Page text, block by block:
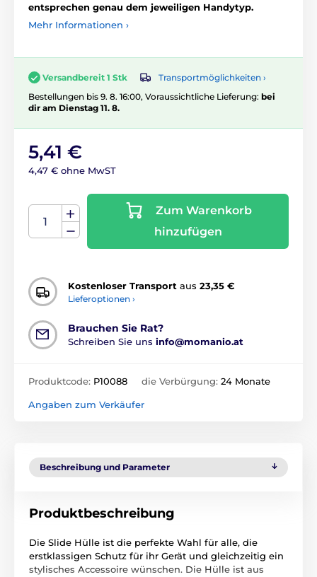
entsprechen genau dem jeweiligen Handytyp.
Mehr Informationen ›
Versandbereit 1 Stk
Transportmöglichkeiten ›
Bestellungen bis 9. 8. 16:00, Voraussichtliche Lieferung: bei
dir am Dienstag 11. 8.
5,41 €
4,47 € ohne MwST
Zum Warenkorb
hinzufügen
Kostenloser Transport aus 23,35 €
Lieferoptionen ›
Brauchen Sie Rat?
Schreiben Sie uns info@momanio.at
Produktcode: P10088 die Verbürgung: 24 Monate
Angaben zum Verkäufer
Beschreibung und Parameter
Produktbeschreibung
Die Slide Hülle ist die perfekte Wahl für alle, die
erstklassigen Schutz für ihr Gerät und gleichzeitig ein
stylisches Accessoire wünschen. Die Hülle ist aus